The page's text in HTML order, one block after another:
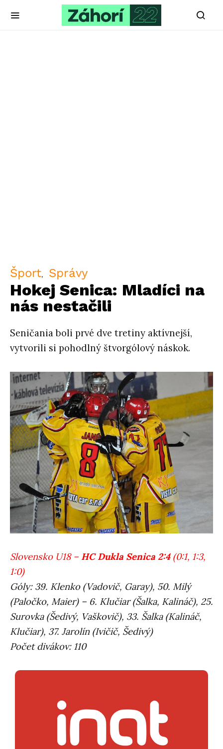
Šport Správy
Hokej Senica: Mladíci na
nás nestačili
Seničania boli prvé dve tretiny aktívnejší,
vytvorili si pohodlný štvorgólový náskok.
Slovensko U18 – HC Dukla Senica 2:4(0:1, 1:3,
1:0)
Góly: 39. Klenko (Vadovič, Garay), 50. Milý
(Paločko, Maier) – 6. Klučiar (Šalka, Kalináč), 25.
Surovka (Šedivý, Vaškovič), 33. Šalka (Kalináč,
Klučiar), 37. Jarolín (Ivičič, Šedivý)
Počet divákov: 110